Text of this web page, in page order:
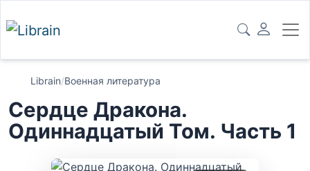
Librain/Военная литература
Сердце Дракона.
Одиннадцатый Том. Часть 1